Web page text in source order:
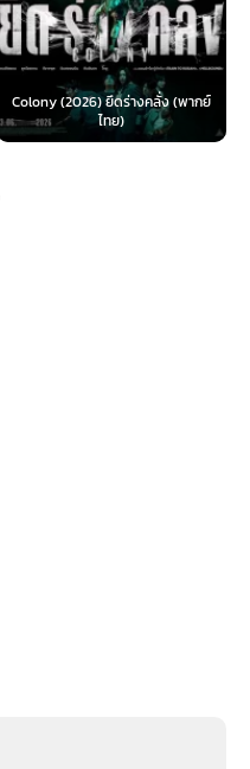
Colony (2026) ยึดร่างคลั่ง (พากย์
ไทย)